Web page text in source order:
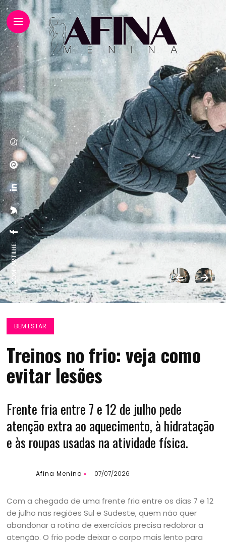
COMPARTILHE:
BEM ESTAR
Treinos no frio: veja como
evitar lesões
Frente fria entre 7 e 12 de julho pede
atenção extra ao aquecimento, à hidratação
e às roupas usadas na atividade física.
Afina Menina 07/07/2026
Com a chegada de uma frente fria entre os dias 7 e 12
de julho nas regiões Sul e Sudeste, quem não quer
abandonar a rotina de exercícios precisa redobrar a
atenção. O frio pode deixar o corpo mais lento para